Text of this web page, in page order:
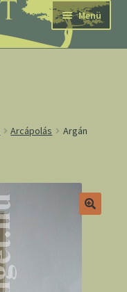
Menü
Arcápolás
Argán